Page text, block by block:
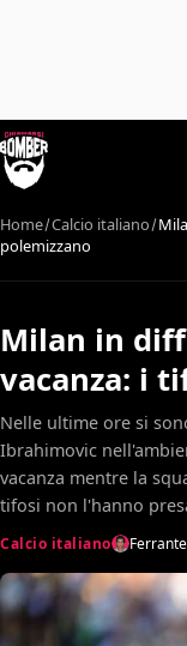
Home Calcio italiano
polemizzano
Milan in
vacanza: i
Nelle ultime ore si
Ibrahimovic
vacanza mentre la
tifosi non l'hanno
Calcio italiano